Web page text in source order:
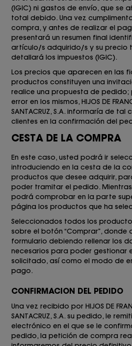
(IGIC) ni gastos de envío, que se
total debido. Una vez
compra, y antes de realizar el
presentará un resumen final
artículo/s adquirido/s y su precio
detallará los impuestos (IGIC).
Los precios que aparecen en las
productos constituyen una
realice una propuesta de pedido;
error en los mismos, HIJOS DE
SANTACRUZ, S.A. informaría de tal
clientes en la confirmación del
CESTA DE LA COMPRA
En este caso, usted podrá ir
introduciendo en la cesta de la
productos que desee adquirir,
poder tramitar el pedido.
podrá comprobar en la parte
página los productos que ha
Seleccionados todos los
sobre el botón “Comprar”, donde
formulario debiendo rellenar los
necesarios para poder gestionar
solicitado, así como el modo de
pago.
CONFIRMACION DEL PEDIDO
Una vez recibido por HIJOS DE
SANTACRUZ, S.A. su pedido, le
electrónico en el que se le
pedido, la petición de compra